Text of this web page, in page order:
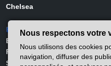
Chelsea
Portugal
Benfica
Porto
Sporting
Nous respectons votre
Nous utilisons des cookies
navigation, diffuser des